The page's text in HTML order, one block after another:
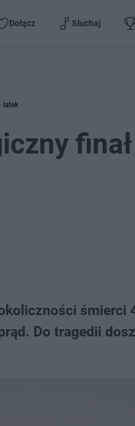
Dołącz Słuchaj
latek
śmierci
Do tragedii